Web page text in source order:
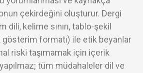
çekirdeğini oluşturur. Dergi
dili, kelime sınırı, tablo-şekil
formatı) ile etik beyanlar
riski taşımamak için içerik
tüm müdahaleler dil ve